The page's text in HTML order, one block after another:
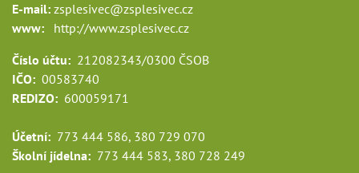
E-mail: zsplesivec@zsplesivec.cz
www: http://www.zsplesivec.cz
Číslo účtu: 212082343/0300 ČSOB
IČO: 00583740
REDIZO: 600059171
Účetní: 773 444 586, 380 729 070
Školní jídelna: 773 444 583, 380 728 249